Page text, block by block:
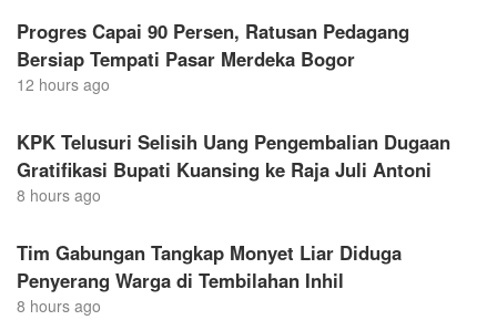
Progres Capai 90 Persen, Ratusan Pedagang
Bersiap Tempati Pasar Merdeka Bogor
12 hours ago
KPK Telusuri Selisih Uang Pengembalian Dugaan
Gratifikasi Bupati Kuansing ke Raja Juli Antoni
8 hours ago
Tim Gabungan Tangkap Monyet Liar Diduga
Penyerang Warga di Tembilahan Inhil
8 hours ago